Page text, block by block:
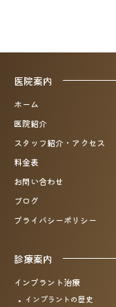
医院案内
ホーム
医院紹介
スタッフ紹介・アクセス
料金表
お問い合わせ
ブログ
プライバシーポリシー
診療案内
インプラント治療
インプラントの歴史